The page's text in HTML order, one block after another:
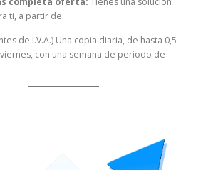
ti, a partir de:
de I.V.A.) Una copia diaria, de hasta 0,5
con una semana de periodo de